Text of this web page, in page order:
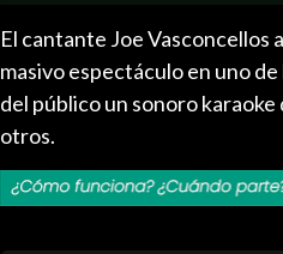
El cantante Joe Vasconcellos
masivo espectáculo en uno
del público un sonoro
otros.